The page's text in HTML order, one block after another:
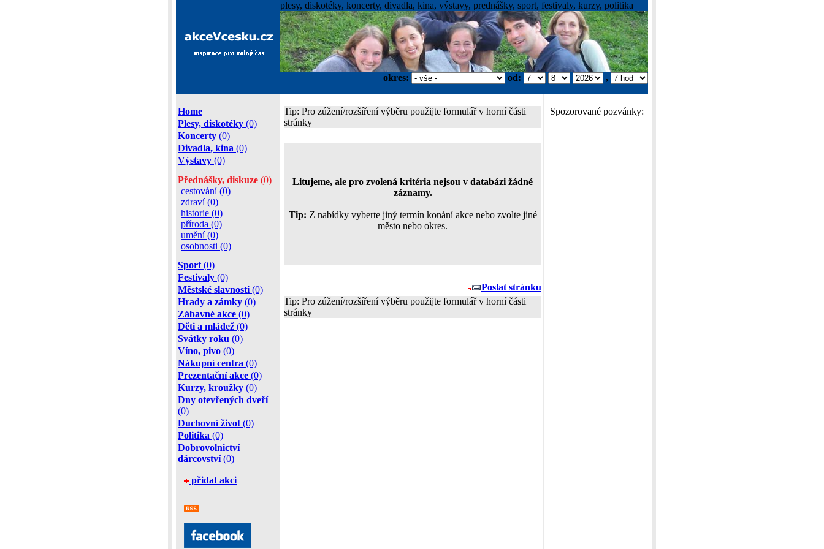
plesy, diskotéky, koncerty, divadla, kina, výstavy, prednášky, sport, festivaly, kurzy, politika
okres: od: ,
Home
Plesy, diskotéky (0)
Koncerty (0)
Divadla, kina (0)
Výstavy (0)
Přednášky, diskuze (0)
cestování (0)
zdraví (0)
historie (0)
příroda (0)
umění (0)
osobnosti (0)
Sport (0)
Festivaly (0)
Městské slavnosti (0)
Hrady a zámky (0)
Zábavné akce (0)
Děti a mládež (0)
Svátky roku (0)
Víno, pivo (0)
Nákupní centra (0)
Prezentační akce (0)
Kurzy, kroužky (0)
Dny otevřených dveří
(0)
Duchovní život (0)
Politika (0)
Dobrovolnictví
dárcovství(0)
přidat akci
Tip: Pro zúžení/rozšíření výběru použijte formulář v horní části
stránky
Litujeme, ale pro zvolená kritéria nejsou v databázi žádné
záznamy.
Tip: Z nabídky vyberte jiný termín konání akce nebo zvolte jiné
město nebo okres.
Poslat stránku
Tip: Pro zúžení/rozšíření výběru použijte formulář v horní části
stránky
Spozorované pozvánky: